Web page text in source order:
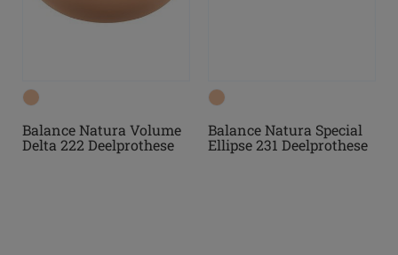
Balance Natura Volume
Delta 222 Deelprothese
Balance Natura Special
Ellipse 231 Deelprothese